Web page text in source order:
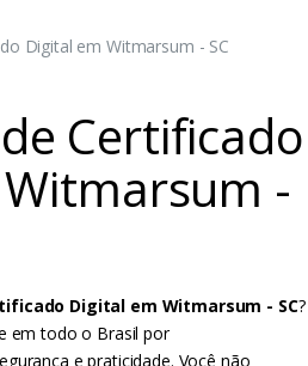
Digital em Witmarsum - SC
Certificado
-
Digital em Witmarsum - SC?
em todo o Brasil por
e praticidade. Você não